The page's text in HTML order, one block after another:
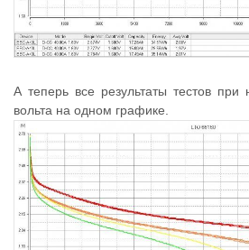
А теперь все результаты тестов
вольта на одном графике.